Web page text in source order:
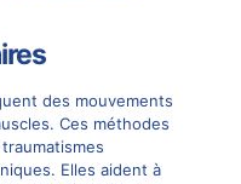
des mouvements
Ces méthodes
. Elles aident à